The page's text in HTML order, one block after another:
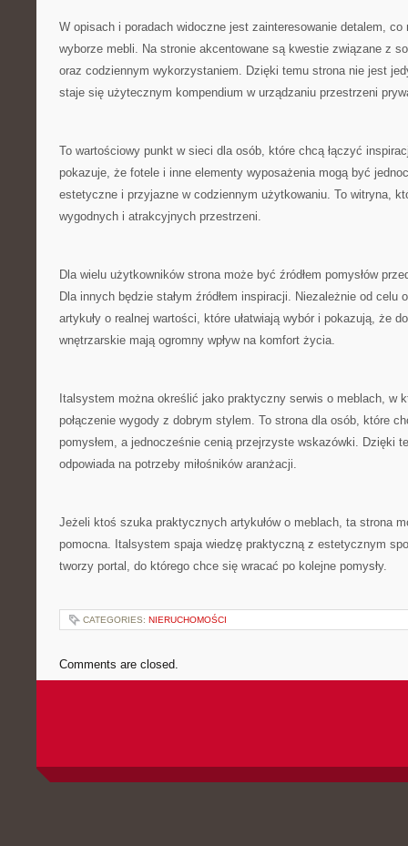
W opisach i poradach widoczne jest zainteresowanie detalem,
wyborze mebli. Na stronie akcentowane są kwestie związane z
oraz codziennym wykorzystaniem. Dzięki temu strona nie jest
staje się użytecznym kompendium w urządzaniu przestrzeni
To wartościowy punkt w sieci dla osób, które chcą łączyć
pokazuje, że fotele i inne elementy wyposażenia mogą być
estetyczne i przyjazne w codziennym użytkowaniu. To witryna,
wygodnych i atrakcyjnych przestrzeni.
Dla wielu użytkowników strona może być źródłem pomysłów
Dla innych będzie stałym źródłem inspiracji. Niezależnie od celu
artykuły o realnej wartości, które ułatwiają wybór i pokazują, że
wnętrzarskie mają ogromny wpływ na komfort życia.
Italsystem można określić jako praktyczny serwis o meblach, w
połączenie wygody z dobrym stylem. To strona dla osób, które
pomysłem, a jednocześnie cenią przejrzyste wskazówki. Dzięki
odpowiada na potrzeby miłośników aranżacji.
Jeżeli ktoś szuka praktycznych artykułów o meblach, ta strona
pomocna. Italsystem spaja wiedzę praktyczną z estetycznym
tworzy portal, do którego chce się wracać po kolejne pomysły.
CATEGORIES: NIERUCHOMOŚCI
Comments are closed.